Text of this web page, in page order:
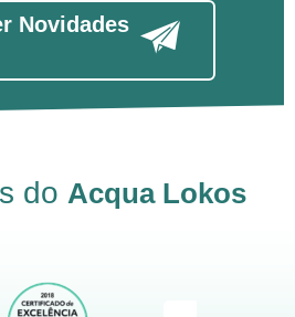
Novidades
do Acqua Lokos